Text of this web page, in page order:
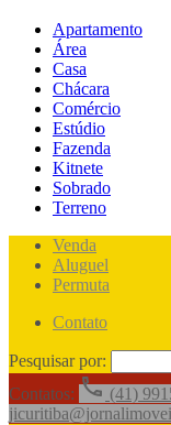
Apartamento
Área
Casa
Chácara
Comércio
Estúdio
Fazenda
Kitnete
Sobrado
Terreno
Venda
Aluguel
Permuta
Contato
Pesquisar por:
Contatos:
(41)